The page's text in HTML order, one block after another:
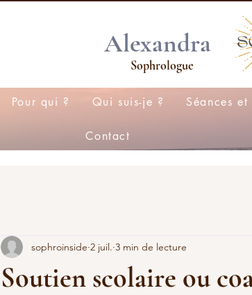
Alexandra
Sophrologue
Pour qui ? Qui suis-je ? Séances
Contact
Soutien scolaire ou
sophroinside 2 juil. 3 min de lecture